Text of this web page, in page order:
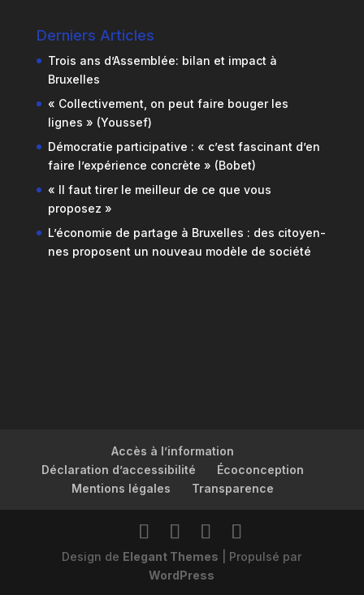
Derniers Articles
Trois ans d’Assemblée: bilan et impact à
Bruxelles
« Collectivement, on peut faire bouger les
lignes » (Youssef)
Démocratie participative : « c’est fascinant d’en
faire l’expérience concrète » (Bobet)
« Il faut tirer le meilleur de ce que vous
proposez »
L’économie de partage à Bruxelles : des citoyen-
nes proposent un nouveau modèle de société
Accès à l’information
Déclaration d’accessibilité
Écoconception
Mentions légales
Transparence
Design de Elegant Themes | Propulsé par
WordPress